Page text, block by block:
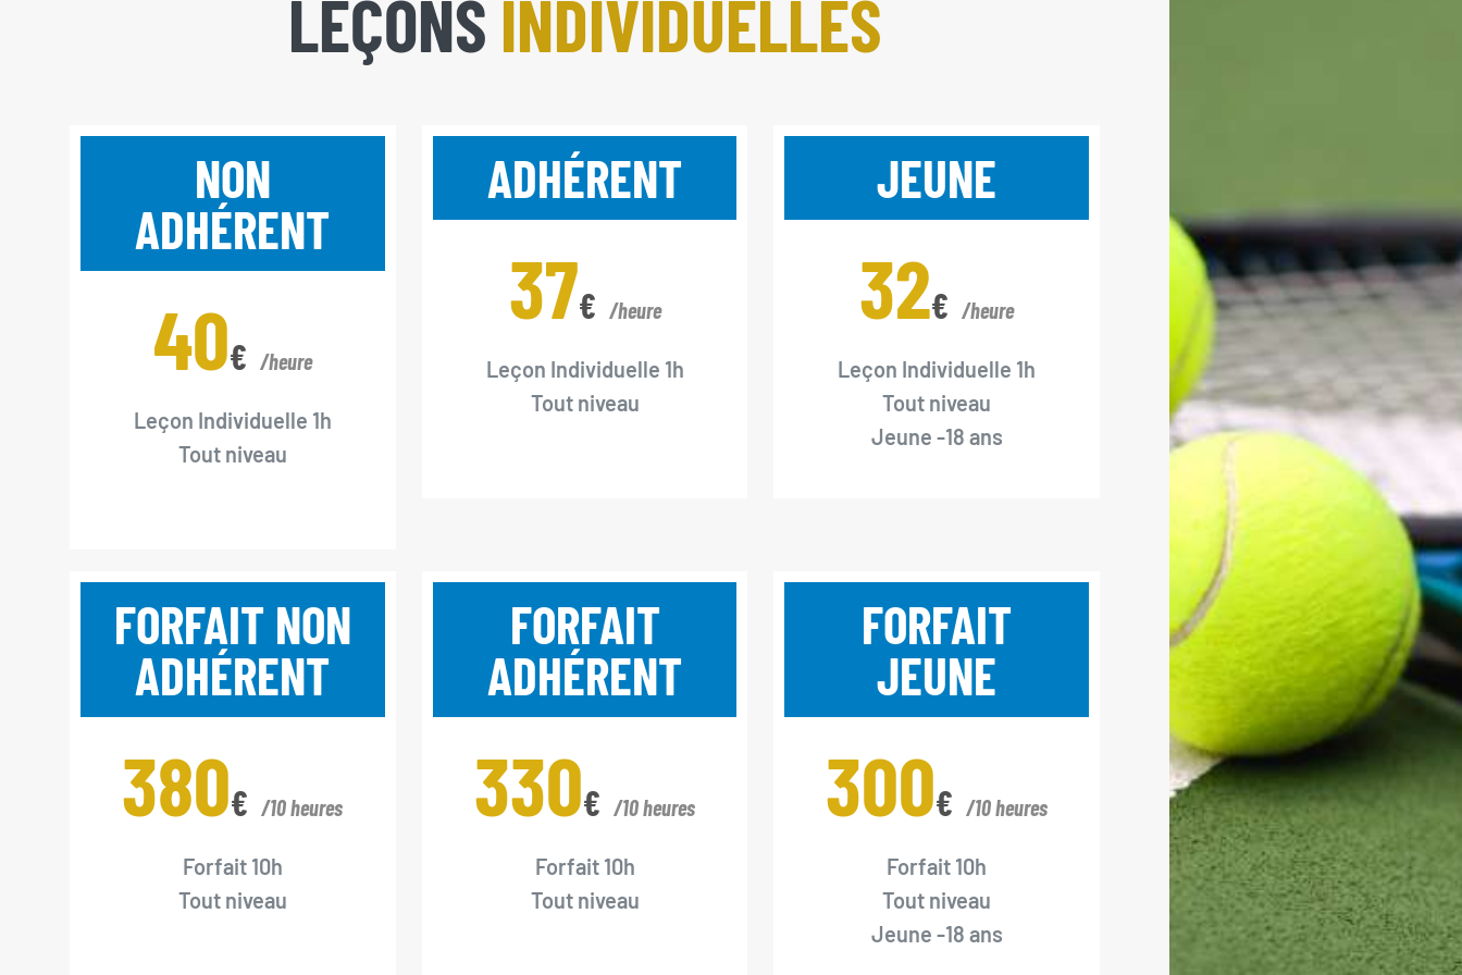
LEÇONS INDIVIDUELLES
NON
ADHÉRENT
40€ /heure
Leçon Individuelle 1h
Tout niveau
ADHÉRENT
37€ /heure
Leçon Individuelle 1h
Tout niveau
JEUNE
32€ /heure
Leçon Individuelle 1h
Tout niveau
Jeune -18 ans
FORFAIT NON
ADHÉRENT
380€ /10 heures
Forfait 10h
Tout niveau
FORFAIT
ADHÉRENT
330€ /10 heures
Forfait 10h
Tout niveau
FORFAIT
JEUNE
300€ /10 heures
Forfait 10h
Tout niveau
Jeune -18 ans